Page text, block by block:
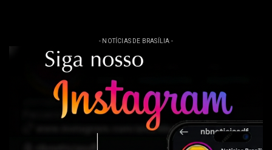
- NOTÍCIAS DE BRASÍLIA -